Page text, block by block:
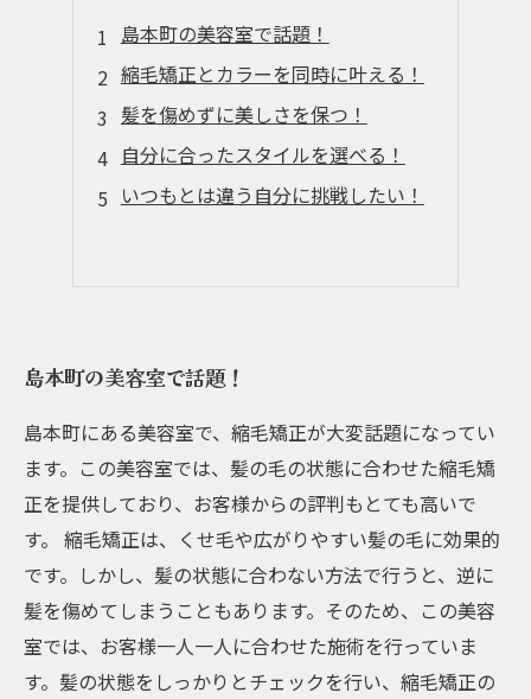
島本町の美容室で話題！
縮毛矯正とカラーを同時に叶える！
髪を傷めずに美しさを保つ！
自分に合ったスタイルを選べる！
いつもとは違う自分に挑戦したい！
島本町の美容室で話題！
島本町にある美容室で、縮毛矯正が大変話題になってい
ます。この美容室では、髪の毛の状態に合わせた縮毛矯
正を提供しており、お客様からの評判もとても高いで
す。 縮毛矯正は、くせ毛や広がりやすい髪の毛に効果的
です。しかし、髪の状態に合わない方法で行うと、逆に
髪を傷めてしまうこともあります。そのため、この美容
室では、お客様一人一人に合わせた施術を行っていま
す。髪の状態をしっかりとチェックを行い、縮毛矯正の